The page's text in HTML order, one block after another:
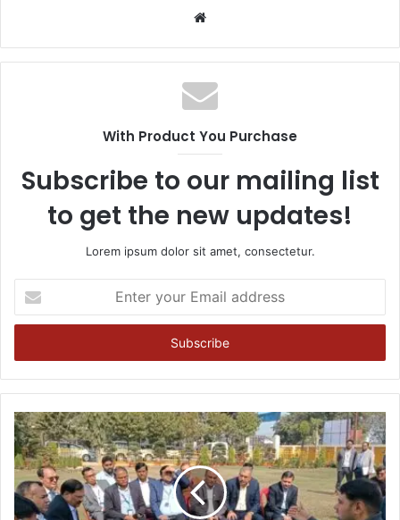
Website
With Product You Purchase
Subscribe to our mailing list
to get the new updates!
Lorem ipsum dolor sit amet, consectetur.
your
Email